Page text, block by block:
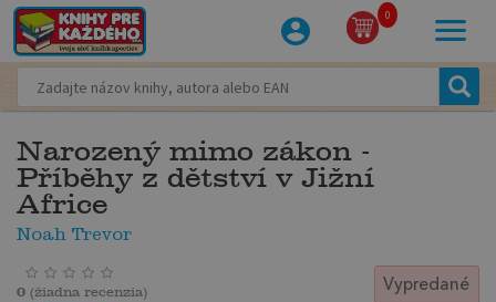
0
Narozený mimo zákon -
Příběhy z dětství v Jižní
Africe
Noah Trevor
Vypredané
0 (žiadna recenzia)